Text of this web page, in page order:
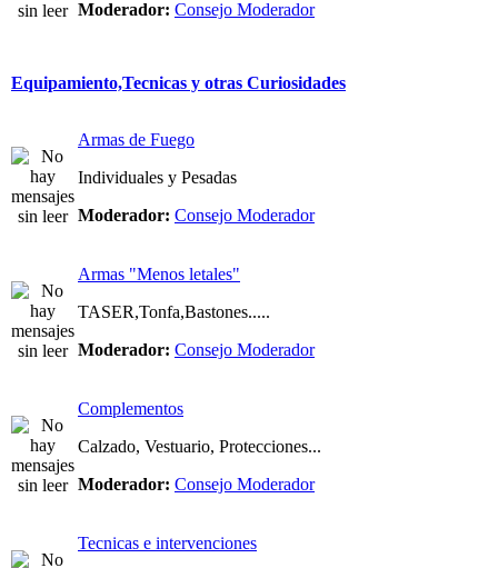
Moderador: Consejo Moderador
Equipamiento,Tecnicas y otras Curiosidades
Armas de Fuego
Individuales y Pesadas
Moderador: Consejo Moderador
Armas "Menos letales"
TASER,Tonfa,Bastones.....
Moderador: Consejo Moderador
Complementos
Calzado, Vestuario, Protecciones...
Moderador: Consejo Moderador
Tecnicas e intervenciones